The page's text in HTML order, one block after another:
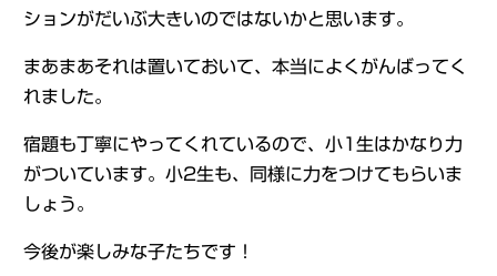
ションがだいぶ大きいのではないかと思います。
まあまあそれは置いておいて、本当によくがんばってく
れました。
宿題も丁寧にやってくれているので、小1生はかなり力
がついています。小2生も、同様に力をつけてもらいま
しょう。
今後が楽しみな子たちです！